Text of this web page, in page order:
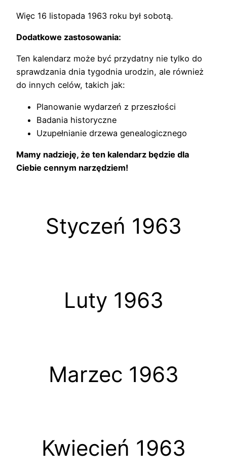
Więc 16 listopada 1963 roku był sobotą.
Dodatkowe zastosowania:
Ten kalendarz może być przydatny nie tylko do
sprawdzania dnia tygodnia urodzin, ale również
do innych celów, takich jak:
Planowanie wydarzeń z przeszłości
Badania historyczne
Uzupełnianie drzewa genealogicznego
Mamy nadzieję, że ten kalendarz będzie dla
Ciebie cennym narzędziem!
Styczeń 1963
Luty 1963
Marzec 1963
Kwiecień 1963